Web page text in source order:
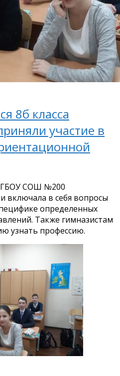
8б класса
участие в
ГБОУ СОШ №200
включала в себя вопросы
определенных
Также гимназистам
узнать профессию.